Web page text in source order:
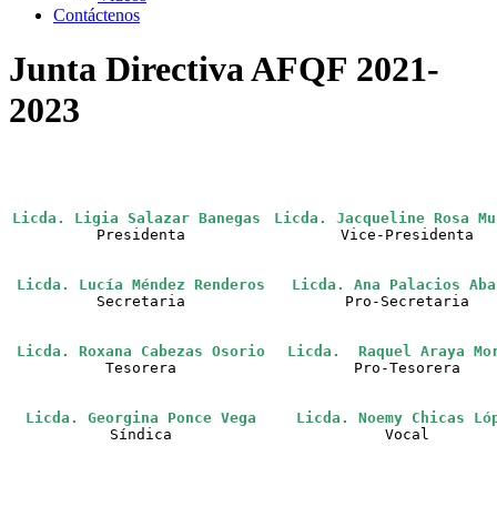
Contáctenos
Junta Directiva AFQF 2021-
2023
Licda. Ligia Salazar Banegas
Presidenta
Licda. Jacqueline Rosa
Vice-Presidenta
Licda. Lucía Méndez Renderos
Secretaria
Licda. Ana Palacios
Pro-Secretaria
Licda. Roxana Cabezas Osorio
Tesorera
Licda.  Raquel Araya
Pro-Tesorera
Licda. Georgina Ponce Vega
Síndica
Licda. Noemy Chicas
Vocal